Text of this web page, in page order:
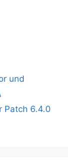
und
Patch 6.4.0